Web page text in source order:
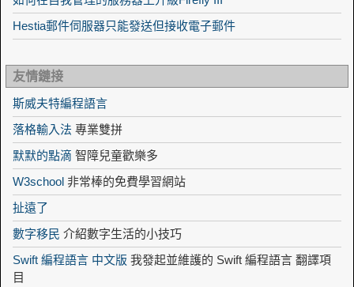
Hestia郵件伺服器只能發送但接收電子郵件
友情鏈接
斯威夫特編程語言
落格輸入法 專業雙拼
默默的點滴 智障兒童歡樂多
W3school 非常棒的免費學習網站
扯遠了
數字移民 介紹數字生活的小技巧
Swift 編程語言 中文版 我發起並維護的 Swift 編程語言 翻譯項
目